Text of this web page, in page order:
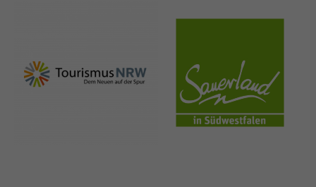
nrw-
tourismus.de
sauerland.co
m